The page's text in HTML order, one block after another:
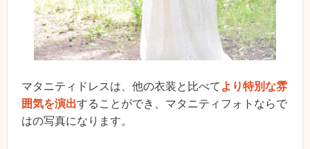
マタニティドレスは、他の衣装と比べて より特別な雰
囲気を演出することができ、マタニティフォトならで
はの写真になります。